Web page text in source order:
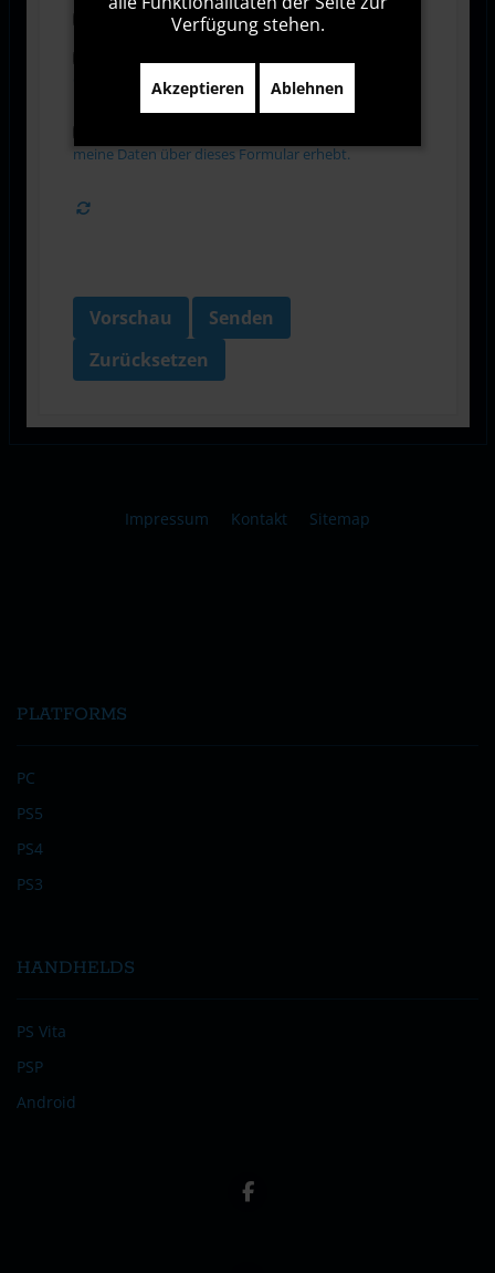
Ich stimme den Allgemeinen
Geschäftsbedingungen zu.
meine Daten über dieses Formular erhebt.
Vorschau
Senden
Zurücksetzen
Impressum Kontakt Sitemap
PLATFORMS
PC
PS5
PS4
PS3
HANDHELDS
PS Vita
PSP
Android
Verfügung stehen.
Akzeptieren Ablehnen